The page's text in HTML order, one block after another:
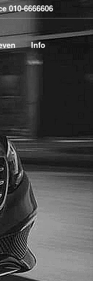
010-6666606
Info